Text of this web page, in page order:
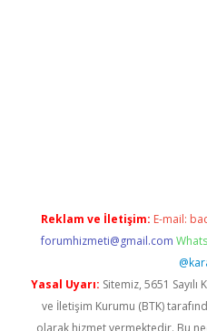
Reklam ve İletişim: E-mail:
forumhizmeti@gmail.com
Yasal Uyarı: Sitemiz, 5651
ve İletişim Kurumu (BTK)
olarak hizmet vermektedir. Bu